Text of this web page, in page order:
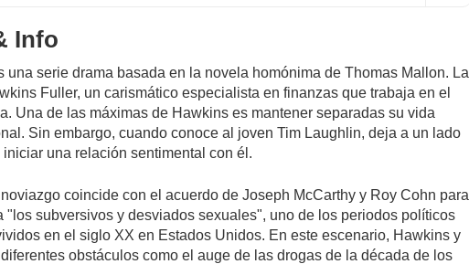
Info
una serie drama basada en la novela homónima de Thomas Mallon. La
Fuller, un carismático especialista en finanzas que trabaja en el
Una de las máximas de Hawkins es mantener separadas su vida
Sin embargo, cuando conoce al joven Tim Laughlin, deja a un lado
una relación sentimental con él.
coincide con el acuerdo de Joseph McCarthy y Roy Cohn para
"los subversivos y desviados sexuales", uno de los periodos políticos
en el siglo XX en Estados Unidos. En este escenario, Hawkins y
obstáculos como el auge de las drogas de la década de los